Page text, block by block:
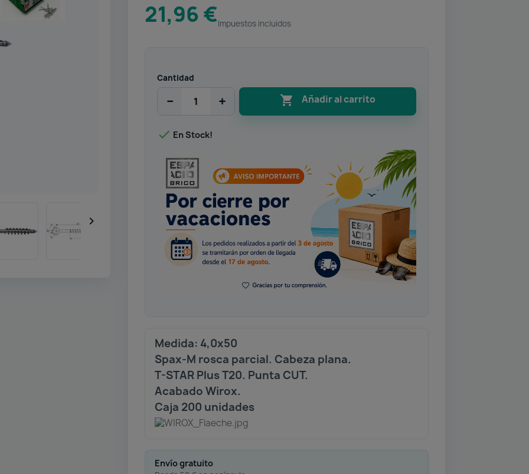

21,96 €Impuestos incluidos
Cantidad
− +  Añadir al carrito
 En Stock!
Medida: 4,0x50
Spax-M rosca parcial. Cabeza plana.
T-STAR Plus T20. Punta CUT.
Acabado Wirox.
Caja 200 unidades
Envío gratuito